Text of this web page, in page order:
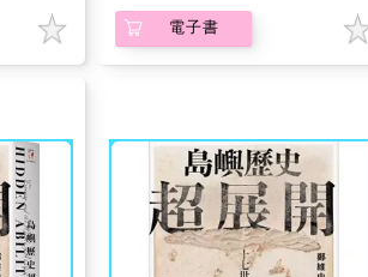
電子書